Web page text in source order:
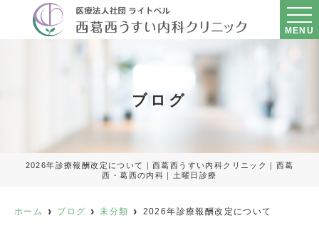
MENU
ブログ
2026年診療報酬改定について｜西葛西うすい内科クリニック｜西葛
西・葛西の内科｜土曜日診療
ホーム ブログ 未分類 2026年診療報酬改定について